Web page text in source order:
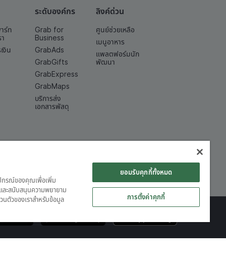
ร์ท
งิน
ระดับองค์กร
Grab for
Business
GrabAds
GrabGifts
GrabExpress
GrabMaps
บริการส่ง
เอกสารพัสดุ
ลิงค์ด่วน
ศูนย์ช่วยเหลือ
เมนูอาหาร
แพลตฟอร์มนัก
พัฒนา
รณ์ของคุณเพื่อเพิ่ม
และสนับสนุนความพยายาม
นตัวของเราสำหรับข้อมูล
ยอมรับคุกกี้ทั้งหมด
การตั้งค่าคุกกี้